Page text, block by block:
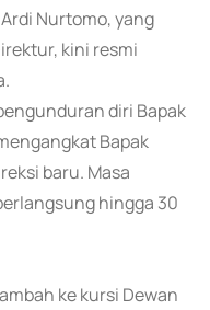
Nurtomo, yang
kini resmi
diri Bapak
Bapak
baru. Masa
hingga 30
ke kursi Dewan